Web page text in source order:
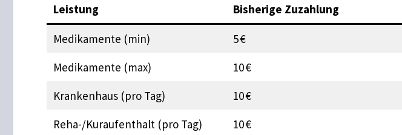
Leistung Bisherige Zuzahlung
Medikamente (min) 5 €
Medikamente (max)
10 €
Krankenhaus (pro Tag)
10 €
Reha-/Kuraufenthalt (pro Tag)
10 €